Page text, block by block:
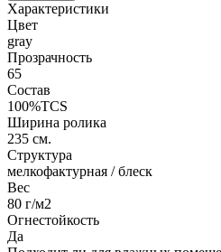
Характеристики
Цвет
gray
Прозрачность
65
Состав
100%TCS
Ширина ролика
235 см.
Структура
мелкофактурная / блеск
Вес
80 г/м2
Огнестойкость
Да